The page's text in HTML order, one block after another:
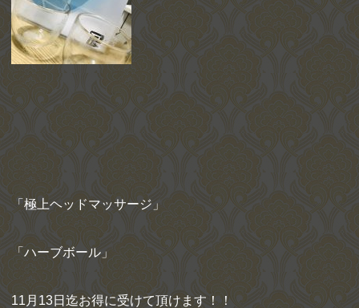
「極上ヘッドマッサージ」
「ハーブボール」
11月13日迄お得に受けて頂けます！！